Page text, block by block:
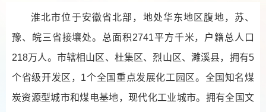
淮北市位于安徽省北部，地处华东地区腹地，苏、
豫、皖三省接壤处。总面积2741平方千米，户籍总人口
218万人。市辖相山区、杜集区、烈山区、濉溪县，拥有5
个省级开发区，1个全国重点发展化工园区。全国知名煤
炭资源型城市和煤电基地，现代化工业城市。拥有全国文